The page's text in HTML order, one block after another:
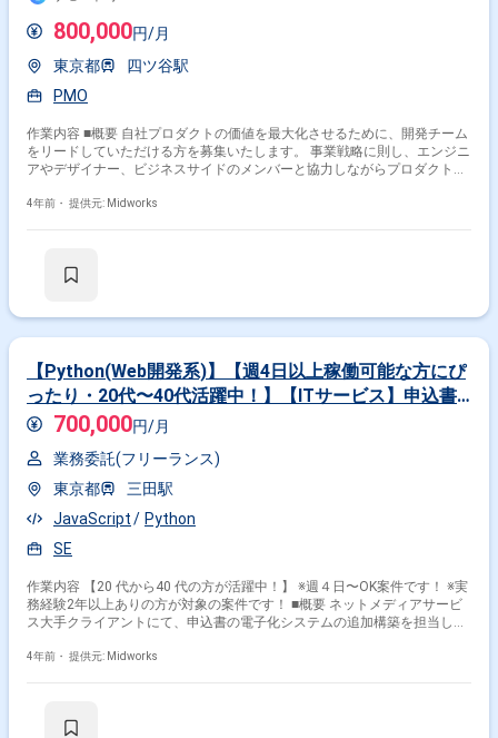
800,000円/月
東京都
四ツ谷駅
PMO
作業内容 ■概要 自社プロダクトの価値を最大化させるために、開発チーム
をリードしていただける方を募集いたします。 事業戦略に則し、エンジニ
アやデザイナー、ビジネスサイドのメンバーと協力しながらプロダクトを
化させるためのマネジメント能力が必要となります。 ■具体的な作業内容
先順位決定 ・開発の進行およびクオリティ管理 ・開発の生産性向上に係
インフラ：AWS GCP ■開発手法：Agile ■構成管理ツール：Ansible
Terraform ■監視ツール：Mackerel, Sentry ■その他：Slack JIRA
Bitbucket Confluence
4年前・ 提供元: Midworks
【Python(Web開発系)】【週4日以上稼働可能な方にぴ
ったり・20代〜40代活躍中！】【ITサービス】申込書
の電子化システム追加構築支援（SE）
700,000円/月
業務委託(フリーランス)
東京都
三田駅
JavaScript
Python
SE
作業内容 【20 代から40 代の方が活躍中！】 ※週４日〜OK案件です！ ※実
務経験2年以上ありの方が対象の案件です！ ■概要 ネットメディアサービ
ス大手クライアントにて、申込書の電子化システムの追加構築を担当して
画です。GCPやKintoneを使用した開発となり、業務部門と連携しながら設
び仕様確認 ・既存システムの改善および機能追加 勤務開始時には、プロ
4年前・ 提供元: Midworks